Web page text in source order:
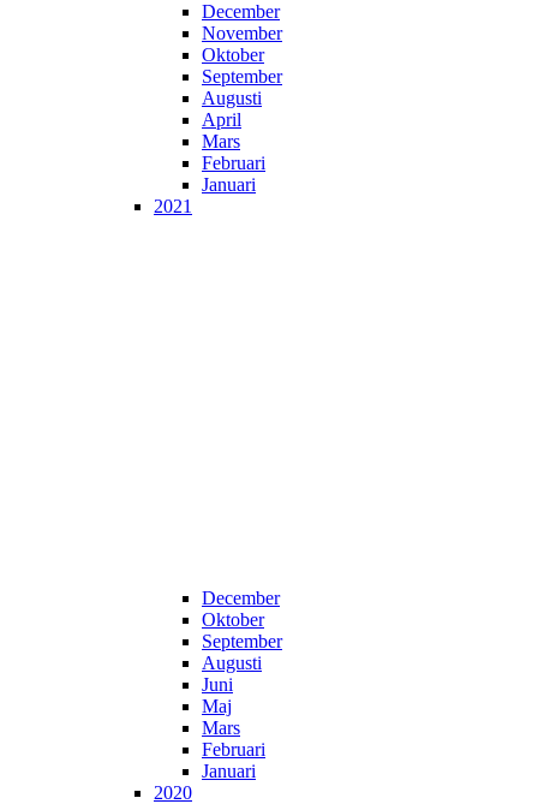
December
November
Oktober
September
Augusti
April
Mars
Februari
Januari
2021
December
Oktober
September
Augusti
Juni
Maj
Mars
Februari
Januari
2020